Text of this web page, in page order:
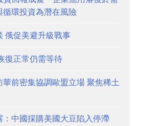
環投資為潛在風險
俄促美避升級戰事
復正常仍需等待
華前密集協調歐盟立場 聚焦稀土
：中國採購美國大豆陷入停滯